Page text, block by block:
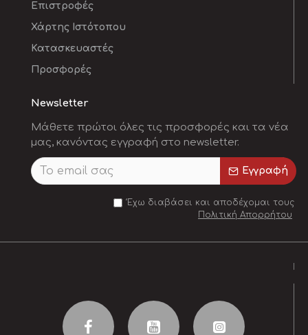
Επιστροφές
Χάρτης Ιστότοπου
Κατασκευαστές
Προσφορές
Newsletter
Μάθετε πρώτοι όλες τις προσφορές και τα νέα
μας, κανόντας εγγραφή στο newsletter.
Εγγραφή
Έχω διαβάσει και αποδέχομαι τους
Πολιτική Απορρήτου